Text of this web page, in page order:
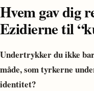
Hvem gav dig
Ezidierne til
Undertrykker du ikke
måde, som tyrkerne
identitet?